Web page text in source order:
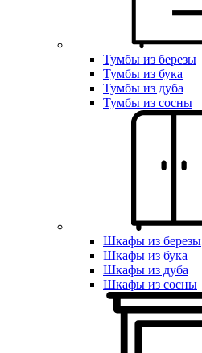
Тумбы из березы
Тумбы из бука
Тумбы из дуба
Тумбы из сосны
Шкафы из березы
Шкафы из бука
Шкафы из дуба
Шкафы из сосны